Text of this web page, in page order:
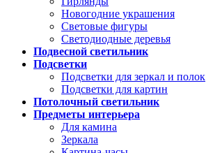
Новогодние украшения
Световые фигуры
Светодиодные деревья
Подвесной светильник
Подсветки
Подсветки для зеркал и полок
Подсветки для картин
Потолочный светильник
Предметы интерьера
Для камина
Зеркала